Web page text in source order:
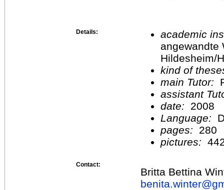
Details:
academic
angewandte
Hildesheim/
kind of
main Tutor:
assistant
date:
2008
Language:
pages:
280
pictures:
Contact:
Britta Bettina
benita.winter@